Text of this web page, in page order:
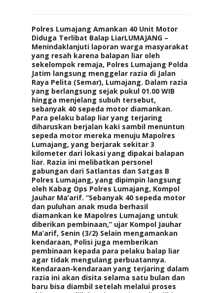
Polres Lumajang Amankan 40 Unit Motor
Diduga Terlibat Balap LiarLUMAJANG –
Menindaklanjuti laporan warga masyarakat
yang resah karena balapan liar oleh
sekelompok remaja, Polres Lumajang Polda
Jatim langsung menggelar razia di Jalan
Raya Pelita (Semar), Lumajang. Dalam razia
yang berlangsung sejak pukul 01.00 WIB
hingga menjelang subuh tersebut,
sebanyak 40 sepeda motor diamankan.
Para pelaku balap liar yang terjaring
diharuskan berjalan kaki sambil menuntun
sepeda motor mereka menuju Mapolres
Lumajang, yang berjarak sekitar 3
kilometer dari lokasi yang dipakai balapan
liar. Razia ini melibatkan personel
gabungan dari Satlantas dan Satgas B
Polres Lumajang, yang dipimpin langsung
oleh Kabag Ops Polres Lumajang, Kompol
Jauhar Ma’arif. “Sebanyak 40 sepeda motor
dan puluhan anak muda berhasil
diamankan ke Mapolres Lumajang untuk
diberikan pembinaan,” ujar Kompol Jauhar
Ma’arif, Senin (3/2) Selain mengamankan
kendaraan, Polisi juga memberikan
pembinaan kepada para pelaku balap liar
agar tidak mengulang perbuatannya.
Kendaraan-kendaraan yang terjaring dalam
razia ini akan disita selama satu bulan dan
baru bisa diambil setelah melalui proses